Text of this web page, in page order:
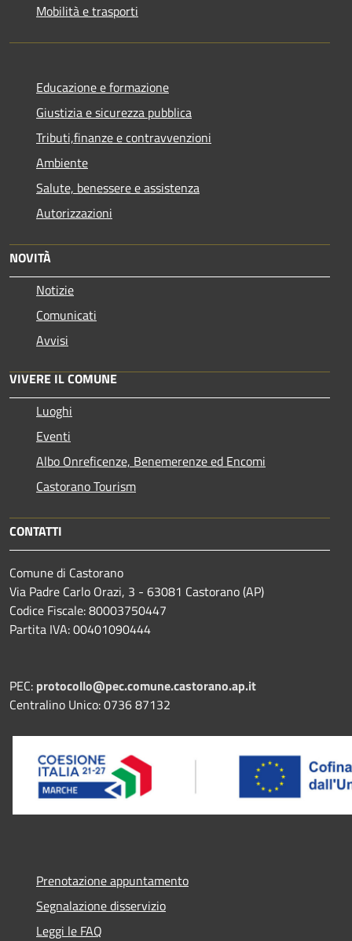
Mobilità e trasporti
Educazione e formazione
Giustizia e sicurezza pubblica
Tributi,finanze e contravvenzioni
Ambiente
Salute, benessere e assistenza
Autorizzazioni
NOVITÀ
Notizie
Comunicati
Avvisi
VIVERE IL COMUNE
Luoghi
Eventi
Albo Onreficenze, Benemerenze ed Encomi
Castorano Tourism
CONTATTI
Comune di Castorano
Via Padre Carlo Orazi, 3 - 63081 Castorano (AP)
Codice Fiscale: 80003750447
Partita IVA: 00401090444
PEC: protocollo@pec.comune.castorano.ap.it
Centralino Unico: 0736 87132
Prenotazione appuntamento
Segnalazione disservizio
Leggi le FAQ